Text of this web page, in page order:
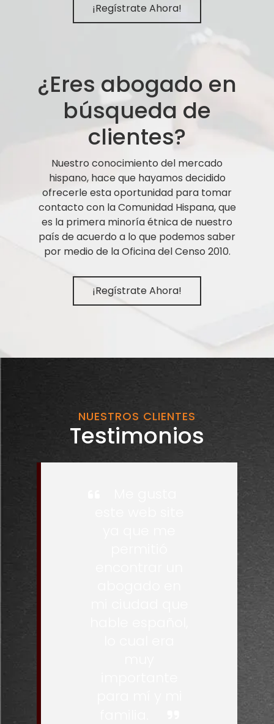
¡Regístrate Ahora!
¿Eres abogado en
búsqueda de
clientes?
Nuestro conocimiento del mercado
hispano, hace que hayamos decidido
ofrecerle esta oportunidad para tomar
contacto con la Comunidad Hispana, que
es la primera minoría étnica de nuestro
país de acuerdo a lo que podemos saber
por medio de la Oficina del Censo 2010.
¡Regístrate Ahora!
NUESTROS CLIENTES
Testimonios